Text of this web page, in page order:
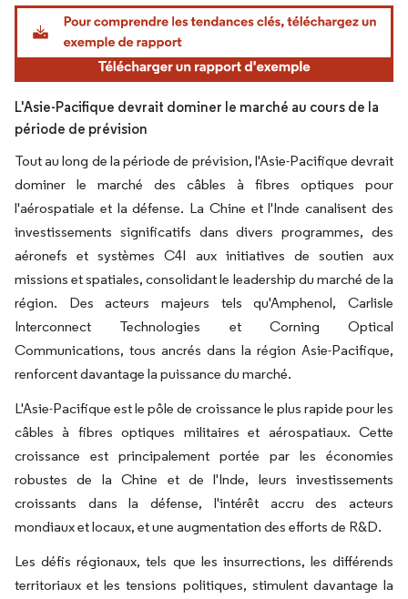
Image © Mordor Intelligence. La réutilisation nécessite une attribution sous CC BY
L'Asie-Pacifique devrait dominer le marché au cours de la
période de prévision
Tout au long de la période de prévision, l'Asie-Pacifique devrait
dominer le marché des câbles à fibres optiques pour
l'aérospatiale et la défense. La Chine et l'Inde canalisent des
investissements significatifs dans divers programmes, des
aéronefs et systèmes C4I aux initiatives de soutien aux
missions et spatiales, consolidant le leadership du marché de la
région. Des acteurs majeurs tels qu'Amphenol, Carlisle
Interconnect Technologies et Corning Optical
Communications, tous ancrés dans la région Asie-Pacifique,
renforcent davantage la puissance du marché.
L'Asie-Pacifique est le pôle de croissance le plus rapide pour les
câbles à fibres optiques militaires et aérospatiaux. Cette
croissance est principalement portée par les économies
robustes de la Chine et de l'Inde, leurs investissements
croissants dans la défense, l'intérêt accru des acteurs
mondiaux et locaux, et une augmentation des efforts de R&D.
Les défis régionaux, tels que les insurrections, les différends
territoriaux et les tensions politiques, stimulent davantage la